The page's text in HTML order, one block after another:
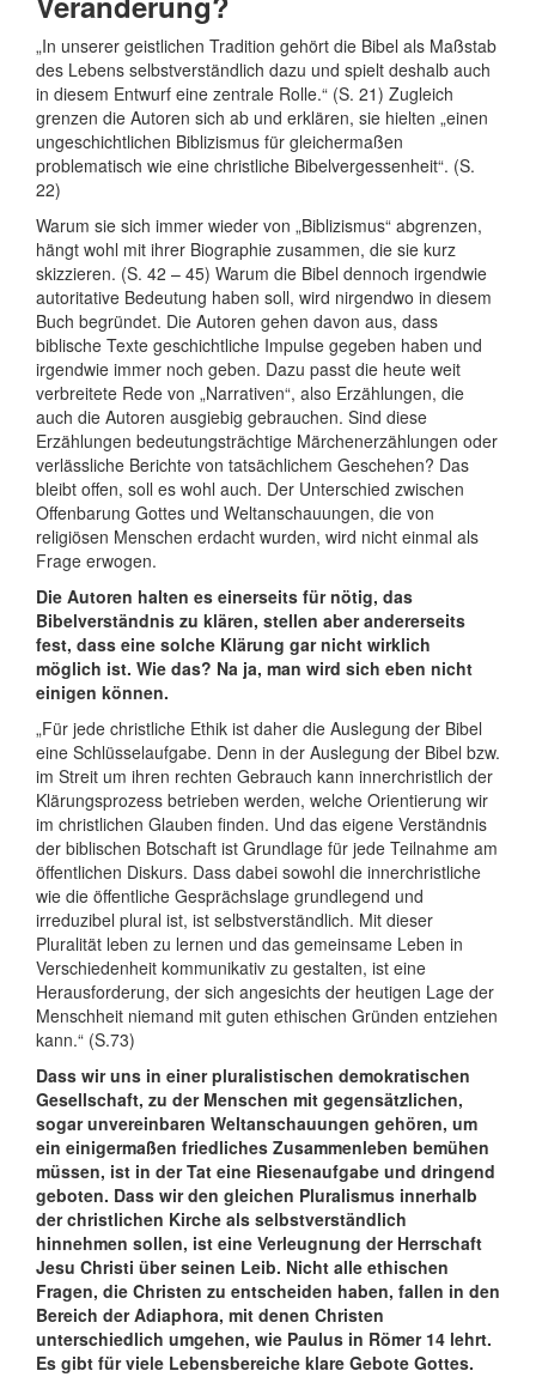
„In unserer geistlichen Tradition gehört die Bibel als Maßstab
des Lebens selbstverständlich dazu und spielt deshalb auch
in diesem Entwurf eine zentrale Rolle.“ (S. 21) Zugleich
grenzen die Autoren sich ab und erklären, sie hielten „einen
ungeschichtlichen Biblizismus für gleichermaßen
problematisch wie eine christliche Bibelvergessenheit“. (S.
22)
Warum sie sich immer wieder von „Biblizismus“ abgrenzen,
hängt wohl mit ihrer Biographie zusammen, die sie kurz
skizzieren. (S. 42 – 45) Warum die Bibel dennoch irgendwie
autoritative Bedeutung haben soll, wird nirgendwo in diesem
Buch begründet. Die Autoren gehen davon aus, dass
biblische Texte geschichtliche Impulse gegeben haben und
irgendwie immer noch geben. Dazu passt die heute weit
verbreitete Rede von „Narrativen“, also Erzählungen, die
auch die Autoren ausgiebig gebrauchen. Sind diese
Erzählungen bedeutungsträchtige Märchenerzählungen oder
verlässliche Berichte von tatsächlichem Geschehen? Das
bleibt offen, soll es wohl auch. Der Unterschied zwischen
Offenbarung Gottes und Weltanschauungen, die von
religiösen Menschen erdacht wurden, wird nicht einmal als
Frage erwogen.
Die Autoren halten es einerseits für nötig, das
Bibelverständnis zu klären, stellen aber andererseits
fest, dass eine solche Klärung gar nicht wirklich
möglich ist. Wie das? Na ja, man wird sich eben nicht
einigen können.
„Für jede christliche Ethik ist daher die Auslegung der Bibel
eine Schlüsselaufgabe. Denn in der Auslegung der Bibel bzw.
im Streit um ihren rechten Gebrauch kann innerchristlich der
Klärungsprozess betrieben werden, welche Orientierung wir
im christlichen Glauben finden. Und das eigene Verständnis
der biblischen Botschaft ist Grundlage für jede Teilnahme am
öffentlichen Diskurs. Dass dabei sowohl die innerchristliche
wie die öffentliche Gesprächslage grundlegend und
irreduzibel plural ist, ist selbstverständlich. Mit dieser
Pluralität leben zu lernen und das gemeinsame Leben in
Verschiedenheit kommunikativ zu gestalten, ist eine
Herausforderung, der sich angesichts der heutigen Lage der
Menschheit niemand mit guten ethischen Gründen entziehen
kann.“ (S.73)
Dass wir uns in einer pluralistischen demokratischen
Gesellschaft, zu der Menschen mit gegensätzlichen,
sogar unvereinbaren Weltanschauungen gehören, um
ein einigermaßen friedliches Zusammenleben bemühen
müssen, ist in der Tat eine Riesenaufgabe und dringend
geboten. Dass wir den gleichen Pluralismus innerhalb
der christlichen Kirche als selbstverständlich
hinnehmen sollen, ist eine Verleugnung der Herrschaft
Jesu Christi über seinen Leib. Nicht alle ethischen
Fragen, die Christen zu entscheiden haben, fallen in den
Bereich der Adiaphora, mit denen Christen
unterschiedlich umgehen, wie Paulus in Römer 14 lehrt.
Es gibt für viele Lebensbereiche klare Gebote Gottes.